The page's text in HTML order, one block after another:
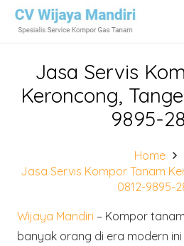
Jasa Servis
Keroncong,
9895-
Home
Jasa Servis Kompor Tanam
0812-9895-
Wijaya Mandiri – Kompor
banyak orang di era modern